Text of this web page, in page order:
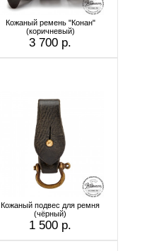
Кожаный ремень "Конан"
(коричневый)
3 700 р.
Кожаный подвес для ремня
(чёрный)
1 500 р.